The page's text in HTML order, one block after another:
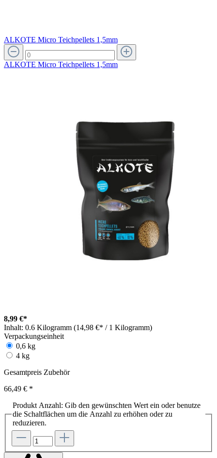
ALKOTE Micro Teichpellets 1,5mm
ALKOTE Micro Teichpellets 1,5mm
8,99 €*
Inhalt: 0.6 Kilogramm (14,98 €* / 1 Kilogramm)
Verpackungseinheit
0,6 kg
4 kg
Gesamtpreis Zubehör
66,49 € *
Produkt Anzahl: Gib den gewünschten Wert ein oder benutze
die Schaltflächen um die Anzahl zu erhöhen oder zu
reduzieren.